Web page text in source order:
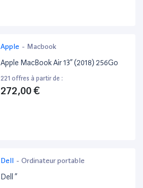
Apple - Macbook
Apple MacBook Air 13” (2018) 256Go
221 offres à partir de :
272,00 €
Dell - Ordinateur portable
Dell ”